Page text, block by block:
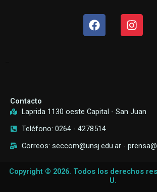
Contacto
Laprida 1130 oeste Capital - San Juan
Teléfono: 0264 - 4278514
Correos: seccom@unsj.edu.ar -
Copyright © 2026. Todos los derechos
U.